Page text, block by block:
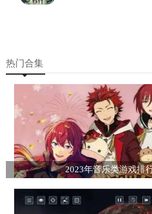
热门合集
2023年音乐类游戏排